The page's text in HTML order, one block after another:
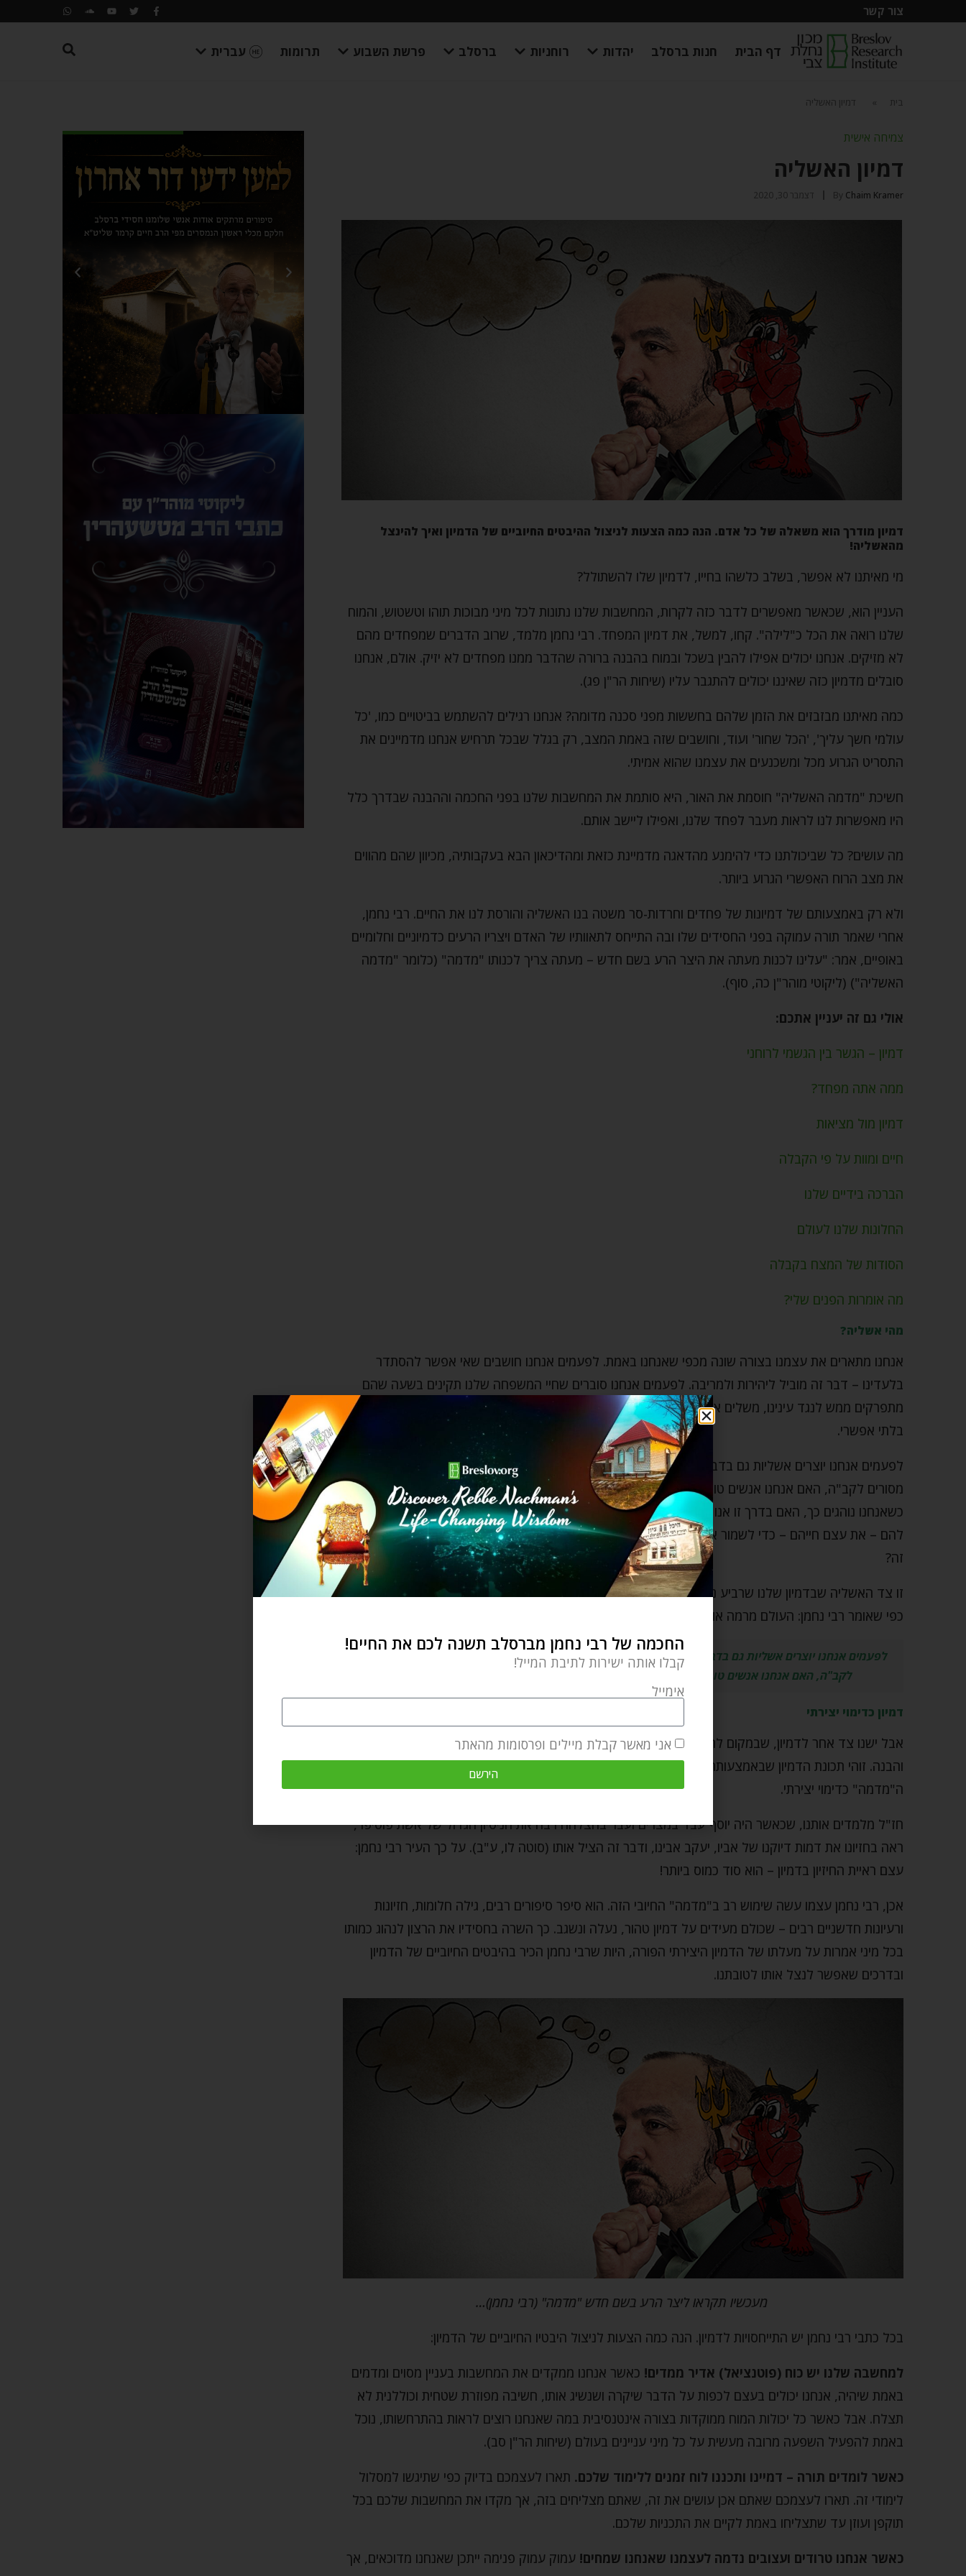
צור קשר
דף הבית חנות ברסלב יהדות רוחניות ברסלב פרשת השבוע תרומות עברית
בית דמיון האשליה
צמיחה אישית
דמיון האשליה
By Chaim Kramer דצמבר 30, 2020
דמיון מודרך הוא משאלה של כל אדם. הנה כמה הצעות לניצול ההיבטים החיוביים של הדמיון ואיך להינצל
מהאשליה!
מי מאיתנו לא אפשר, בשלב כלשהו בחייו, לדמיון שלו להשתולל?
העניין הוא, שכאשר מאפשרים לדבר כזה לקרות, המחשבות שלנו נתונות לכל מיני מבוכות תוהו וטשטוש, והמוח
שלנו רואה את הכל כ"לילה". קחו, למשל, את דמיון המפחד. רבי נחמן מלמד, שרוב הדברים שמפחדים מהם
לא מזיקים. אנחנו יכולים אפילו להבין בשכל ובמוח בהבנה ברורה שהדבר ממנו מפחדים לא יזיק. אולם, אנחנו
סובלים מדמיון כזה שאיננו יכולים להתגבר עליו (שיחות הר"ן פג).
כמה מאיתנו מבזבזים את הזמן שלהם בחששות מפני סכנה מדומה? אנחנו רגילים להשתמש בביטויים כמו, 'כל
עולמי חשך עליך', 'הכל שחור' ועוד, וחושבים שזה באמת המצב, רק בגלל שבכל תרחיש אנחנו מדמיינים את
התסריט הגרוע מכל ומשכנעים את עצמנו שהוא אמיתי.
חשיכת "מדמה האשליה" חוסמת את האור, היא סותמת את המחשבות שלנו בפני החכמה וההבנה שבדרך כלל
היו מאפשרות לנו לראות מעבר לפחד שלנו, ואפילו ליישב אותם.
מה עושים? כל שביכולתנו כדי להימנע מהדאגה מדמיינת כזאת ומהדיכאון הבא בעקבותיה, מכיוון שהם מהווים
את מצב הרוח האפשרי הגרוע ביותר.
ולא רק באמצעותם של דמיונות של פחדים וחרדות-סר משטה בנו האשליה והורסת לנו את החיים. רבי נחמן,
אחרי שאמר תורה עמוקה בפני החסידים שלו ובה התייחס לתאוותיו של האדם ויצריו הרעים כדמיוניים וחלומיים
באופיים, אמר: "עלינו לכנות מעתה את היצר הרע בשם חדש – מעתה צריך לכנותו "מדמה" (כלומר "מדמה
האשליה") (ליקוטי מוהר"ן כה, סוף).
אולי גם זה יעניין אתכם:
דמיון – הגשר בין הגשמי לרוחני
ממה אתה מפחד?
דמיון מול מציאות
חיים ומוות על פי הקבלה
הברכה בידיים שלנו
החלונות שלנו לעולם
הסודות של המצח בקבלה
מה אומרות הפנים שלי?
מהי אשליה?
אנחנו מתארים את עצמנו בצורה שונה מכפי שאנחנו באמת. לפעמים אנחנו חושבים שאי אפשר להסתדר
בלעדינו – דבר זה מוביל ליהירות ולמריבה. לפעמים אנחנו סוברים שחיי המשפחה שלנו תקינים בשעה שהם
מתפרקים ממש לנגד עינינו, משלים את עצמנו וחושבים שיש לנו ביכולתנו להשיג ביטחון כספי – דבר שהוא
בלתי אפשרי.
לפעמים אנחנו יוצרים אשליות גם בדבר ההישגים הרוחניים והקרבה שלנו לבורא עולם: האם אנחנו באמת
מסורים לקב"ה, האם אנחנו אנשים טובים כפי שאנחנו אומרים לעצמנו וכפי שהיינו רוצים שאחרים יאמינו?
כשאנחנו נוהגים כך, האם בדרך זו אנו שומרים אמונים ליהדות שלנו? אבותינו הקריבו את הקורבן היקר מאוד
להם – את עצם חייהם – כדי לשמור אמונים לאמונה שלנו. אם אנחנו נידרש לזה, האם אנחנו מוכנים לעשות את
זה?
זו צד האשליה שבדמיון שלנו שרביע נחמן מכנה "יצר הרע". הוא המדמה אשר מפניו עלינו להיזהר ולהימלט,
כפי שאומר רבי נחמן: העולם מרמה אותך! את זה תקבל ממני. אל תיתן לעולם לרמות אותך! (שיחות הר"ן נא).
לפעמים אנחנו יוצרים אשליות גם בדבר ההישגים הרוחניים והקרבה שלנו לבורא עולם: האם אנחנו באמת מסורים
לקב"ה, האם אנחנו אנשים טובים כפי שאנחנו אומרים לעצמנו וכפי שהיינו רוצים שאחרים יאמינו?
דמיון כדימוי יצירתי
אבל ישנו צד אחר לדמיון, שבמקום לרמות אותנו ולהביא עלינו חושך הוא מביא לתוך המוח שלנו אור, חכמה
והבנה. זוהי תכונת הדמיון שבאמצעותה אפשר להפוך אפילו את הלילות החשוכים שלנו לימים בהירים ביותר. זהו
ה"מדמה" כדימוי יצירתי.
חז"ל מלמדים אותנו, שכאשר היה יוסף עבד במצרים ועבר בהצלחה רבה את הניסיון הגדול של אשת פוטיפר,
ראה בחזיונו את דמות דיוקנו של אביו, יעקב אבינו, ודבר זה הציל אותו (סוטה לו, ע"ב). על כך העיר רבי נחמן:
עצם ראיית החיזיון בדמיון – הוא סוד כמוס ביותר!
אכן, רבי נחמן עצמו עשה שימוש רב ב"מדמה" החיובי הזה. הוא סיפר סיפורים רבים, גילה חלומות, חזיונות
ורעיונות חדשניים רבים – שכולם מעידים על דמיון טהור, נעלה ונשגב. כך השרה בחסידיו את הרצון לנהוג כמותו
בכל מיני אמרות על מעלתו של הדמיון היצירתי הפורה, היות שרבי נחמן הכיר בהיבטים החיוביים של הדמיון
ובדרכים שאפשר לנצל אותו לטובתנו.
מעכשיו תקראו ליצר הרע בשם חדש "מדמה" (רבי נחמן)…
בכל כתבי רבי נחמן יש התייחסויות לדמיון. הנה כמה הצעות לניצול היבטיו החיוביים של הדמיון:
למחשבה שלנו יש כוח (פוטנציאל) אדיר ממדים! כאשר אנחנו ממקדים את המחשבות בעניין מסוים ומדמים
באמת שיהיה, אנחנו יכולים בעצם לכפות על הדבר שיקרה ושנשיג אותו, חשיבה מפוזרת שטחית וכוללנית לא
תצלח. אבל כאשר כל יכולות המוח ממוקדות בצורה אינטנסיבית במה שאנחנו רוצים לראות בהתרחשותו, נוכל
באמת להפעיל השפעה מרובה מעשית על כל מיני עניינים בעולם (שיחות הר"ן סב).
כאשר לומדים תורה – דמיינו ותכננו לוח זמנים ללימוד שלכם. תארו לעצמכם בדיוק כפי שתיגשו למסלול
לימודי זה. תארו לעצמכם שאתם אכן עושים את זה, שאתם מצליחים בזה, אך מקדו את המחשבות שלכם בכל
תוקפן ועוזן עד שתצליחו באמת לקיים את התכניות שלכם.
כאשר אנחנו טרודים ועצובים נדמה לעצמנו שאנחנו שמחים! עמוק עמוק פנימה ייתכן שאנחנו מדוכאים, אך
החכמה של רבי נחמן מברסלב תשנה לכם את החיים!
קבלו אותה ישירות לתיבת המייל!
אימייל
אני מאשר קבלת מיילים ופרסומות מהאתר
הירשם